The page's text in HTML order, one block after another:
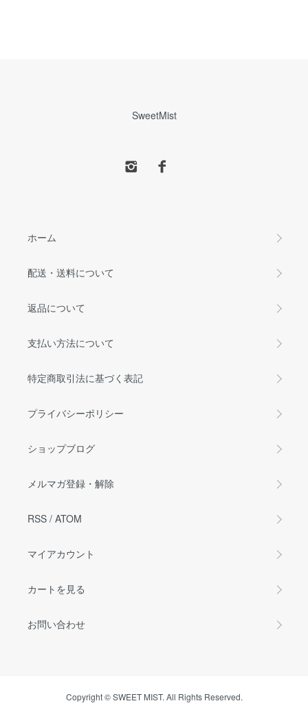
SweetMist
ホーム
配送・送料について
返品について
支払い方法について
特定商取引法に基づく表記
プライバシーポリシー
ショップブログ
メルマガ登録・解除
RSS / ATOM
マイアカウント
カートを見る
お問い合わせ
Copyright © SWEET MIST. All Rights Reserved.